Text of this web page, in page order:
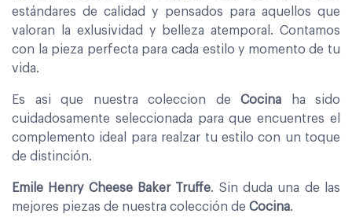
estándares de calidad y pensados para aquellos que
valoran la exlusividad y belleza atemporal. Contamos
con la pieza perfecta para cada estilo y momento de tu
vida.
Es asi que nuestra coleccion de Cocina ha sido
cuidadosamente seleccionada para que encuentres el
complemento ideal para realzar tu estilo con un toque
de distinción.
Emile Henry Cheese Baker Truffe. Sin duda una de las
mejores piezas de nuestra colección de Cocina.